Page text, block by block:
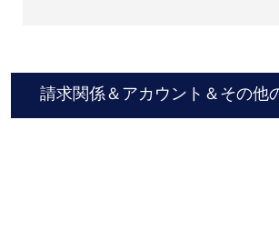
請求関係＆アカウント＆その他